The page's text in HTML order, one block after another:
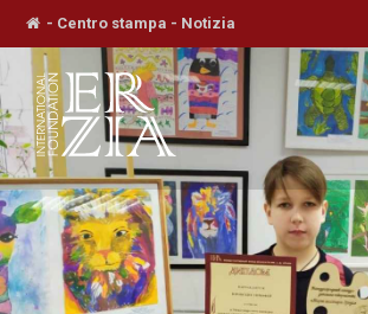
- Centro stampa - Notizia